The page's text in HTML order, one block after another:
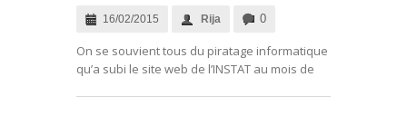
16/02/2015 Rija 0
On se souvient tous du piratage informatique
qu’a subi le site web de l’INSTAT au mois de